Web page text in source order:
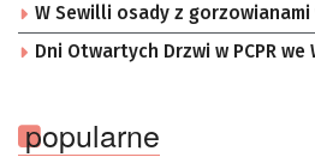
W Sewilli osady z gorzowianami
Dni Otwartych Drzwi w PCPR we
popularne